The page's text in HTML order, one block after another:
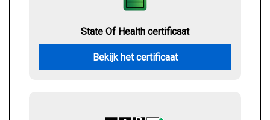
State Of Health certificaat
Bekijk het certificaat